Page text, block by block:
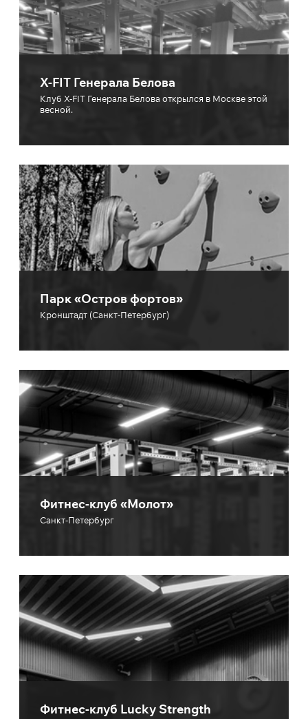
X-FIT Генерала Белова
Клуб X-FIT Генерала Белова открылся в Москве этой
весной.
Парк «Остров фортов»
Кронштадт (Санкт-Петербург)
Фитнес-клуб «Молот»
Санкт-Петербург
Фитнес-клуб Lucky Strength